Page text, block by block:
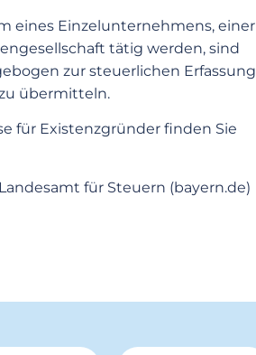
eines Einzelunternehmens, einer
tätig werden, sind
zur steuerlichen Erfassung
übermitteln.
für Existenzgründer finden Sie
für Steuern (bayern.de)